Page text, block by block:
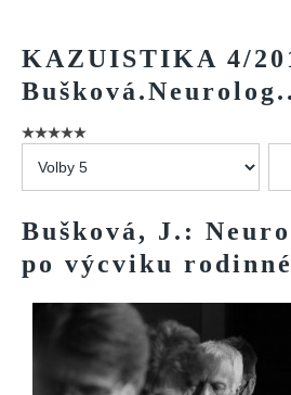
FAQ
Doporučení
Vydání 1/
Vydání 2/ 2025
Vydání 1/ 2025
Vydání 3-4/
Vydání 1-2/
Vydání 3-4/
KAZUISTIKA 4/
prosím
Bušková, J.:
po výcviku